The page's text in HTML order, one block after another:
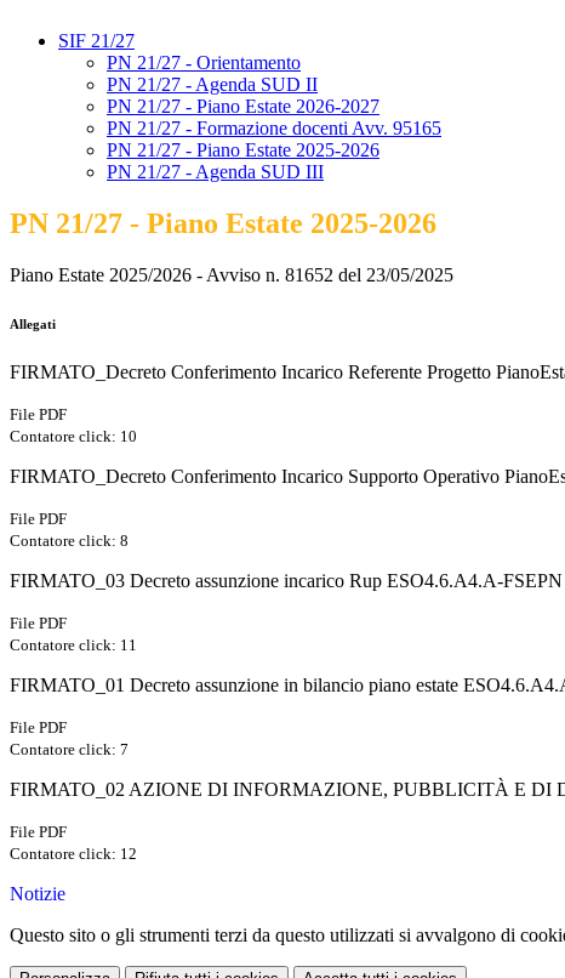
SIF 21/27
PN 21/27 - Orientamento
PN 21/27 - Agenda SUD II
PN 21/27 - Piano Estate 2026-2027
PN 21/27 - Formazione docenti Avv. 95165
PN 21/27 - Piano Estate 2025-2026
PN 21/27 - Agenda SUD III
PN 21/27 - Piano Estate 2025-2026
Piano Estate 2025/2026 - Avviso n. 81652 del 23/05/2025
Allegati
FIRMATO_Decreto Conferimento Incarico Referente Progetto
File PDF
Contatore click: 10
FIRMATO_Decreto Conferimento Incarico Supporto Operativo
File PDF
Contatore click: 8
FIRMATO_03 Decreto assunzione incarico Rup ESO4.6.A4.A-
File PDF
Contatore click: 11
FIRMATO_01 Decreto assunzione in bilancio piano estate
File PDF
Contatore click: 7
FIRMATO_02 AZIONE DI INFORMAZIONE, PUBBLICITÀ E DI
File PDF
Contatore click: 12
Notizie
Questo sito o gli strumenti terzi da questo utilizzati si avvalgono di